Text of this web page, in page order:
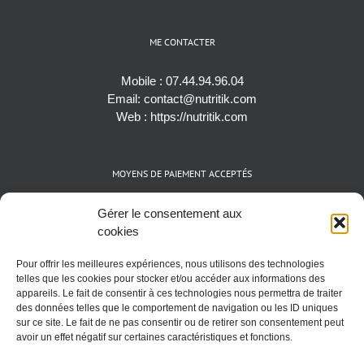
Gérer le consentement aux
cookies
Pour offrir les meilleures expériences, nous utilisons des technologies
telles que les cookies pour stocker et/ou accéder aux informations des
appareils. Le fait de consentir à ces technologies nous permettra de traiter
des données telles que le comportement de navigation ou les ID uniques
sur ce site. Le fait de ne pas consentir ou de retirer son consentement peut
avoir un effet négatif sur certaines caractéristiques et fonctions.
ME CONTACTER
Mobile : 07.44.94.96.04
Email: contact@nutritik.com
Web : https://nutritik.com
MOYENS DE PAIEMENT ACCEPTÉS
Espèces (EUR)
Cartes bancaires (VISA, Mastercard et AMEX)
Cryptomonnaies (BTC)